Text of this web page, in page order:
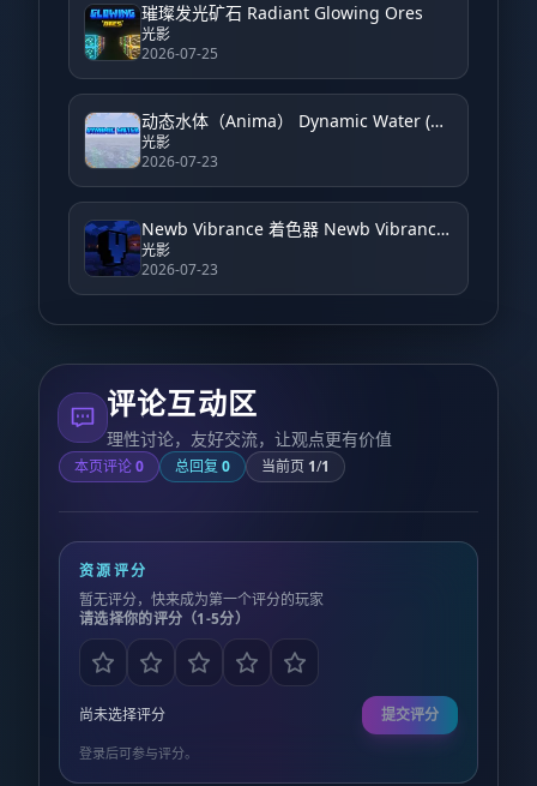
璀璨发光矿石 Radiant Glowing Ores
光影
2026-07-25
动态水体（Anima） Dynamic Water (Anima)
光影
2026-07-23
Newb Vibrance 着色器 Newb Vibrance Shader
光影
2026-07-23
评论互动区
理性讨论，友好交流，让观点更有价值
本页评论0 总回复 0 当前页 1/1
资源评分
暂无评分，快来成为第一个评分的玩家
请选择你的评分（1-5分）
尚未选择评分 提交评分
登录后可参与评分。